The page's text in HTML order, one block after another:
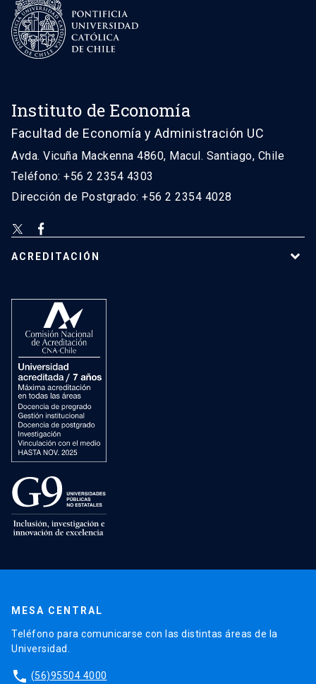
Instituto de Economía
Facultad de Economía y Administración UC
Avda. Vicuña Mackenna 4860, Macul. Santiago, Chile
Teléfono: +56 2 2354 4303
Dirección de Postgrado: +56 2 2354 4028
ACREDITACIÓN
MESA CENTRAL
Teléfono para comunicarse con las distintas áreas de la
Universidad.
phone (56)95504 4000